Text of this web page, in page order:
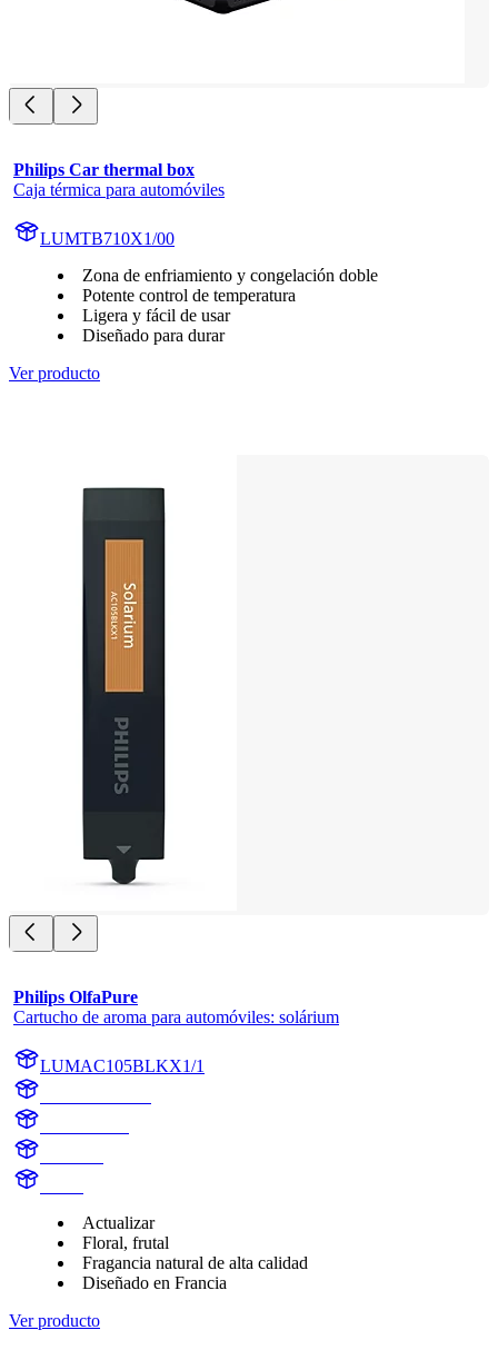
Philips Car thermal box
Caja térmica para automóviles
LUMTB710X1/00
Zona de enfriamiento y congelación doble
Potente control de temperatura
Ligera y fácil de usar
Diseñado para durar
Ver producto
Philips OlfaPure
Cartucho de aroma para automóviles: solárium
LUMAC105BLKX1/1
Actualizar
Floral, frutal
Fragancia natural de alta calidad
Diseñado en Francia
Ver producto